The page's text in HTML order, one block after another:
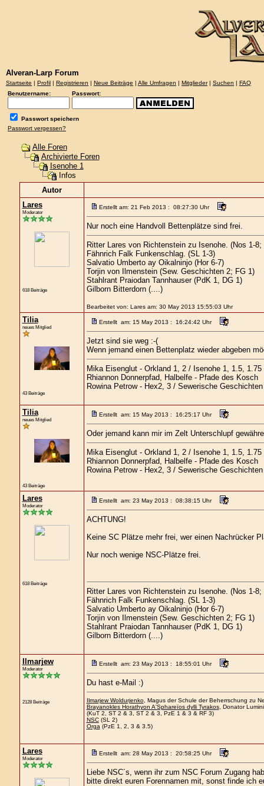
Alveran-Larp Forum
Startseite | Profil | Registrieren | Neue Beiträge | Alle Umfragen | Mitglieder| Suchen | FAQ
Benutzername:
Passwort:
Passwort speichern
Passwort vergessen?
Alle Foren
Archivierte Foren
Isenohe 1
Infos
Autor
Lares
Moderator
618 Beiträge
Erstellt am: 21 Feb 2013 : 08:27:30 Uhr
Nur noch eine Handvoll Bettenplätze sind frei.
Ritter Lares von Richtenstein zu Isenohe. (Nos 1-
Fähnrich Falk Funkenschlag. (SL 1-3)
Salvatio Umberto ay Oikalninjo (Hor 6-7)
Torjin von Ilmenstein (Sew. Geschichten 2; FG 1)
Stahlrant Praiodan Tannhauser (PdK 1, DG 1)
Gilborn Bitterdorn (....)
Bearbeitet von: Lares am: 30 May 2013 15:55:03 Uhr
Tilia
neues Mitglied
43 Beiträge
Erstellt am: 15 May 2013 : 16:24:42 Uhr
Jetzt sind sie weg :-(
Wenn jemand einen Bettenplatz wieder abgeben
Mika Eisenglut - Orkland 1, 2 / Isenohe 1, 1.5, 1.75
Rhiannon Donnerpfad, Halbelfe - Pfade des Kosch
Rowina Petrow - Hex2, 3 / Sewerische
Tilia
neues Mitglied
43 Beiträge
Erstellt am: 15 May 2013 : 16:25:17 Uhr
Oder jemand kann mir im Zelt Unterschlupf
Mika Eisenglut - Orkland 1, 2 / Isenohe 1, 1.5, 1.75
Rhiannon Donnerpfad, Halbelfe - Pfade des Kosch
Rowina Petrow - Hex2, 3 / Sewerische
Lares
Moderator
618 Beiträge
Erstellt am: 23 May 2013 : 08:38:15 Uhr
ACHTUNG!
Keine SC Plätze mehr frei, wer einen Nachrücker
Nur noch wenige NSC-Plätze frei.
Ritter Lares von Richtenstein zu Isenohe. (Nos 1-
Fähnrich Falk Funkenschlag. (SL 1-3)
Salvatio Umberto ay Oikalninjo (Hor 6-7)
Torjin von Ilmenstein (Sew. Geschichten 2; FG 1)
Stahlrant Praiodan Tannhauser (PdK 1, DG 1)
Gilborn Bitterdorn (....)
Ilmarjew
Moderator
2128 Beiträge
Erstellt am: 23 May 2013 : 18:55:01 Uhr
Du hast e-Mail :)
Ilmarjew Woldurjenko, Magus der Schule der Beherrschung zu
Brayanokles Horathyon A'Sphareïos dylli Tyrakos, Donator
(KuT 2, ST 2 & 3, ST 2 & 3, PzE 1 & 3 & RF 3)
NSC(SL 2)
Orga (PzE 1, 2, 3 & 3.5)
Lares
Moderator
Erstellt am: 28 May 2013 : 20:58:25 Uhr
Liebe NSC´s, wenn ihr zum NSC Forum Zugang
bitte direkt euren Forennamen mit, sonst finde ich